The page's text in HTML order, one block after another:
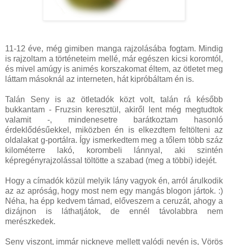
11-12 éve, még gimiben manga rajzolásába fogtam. Mindig
is rajzoltam a történeteim mellé, már egészen kicsi koromtól,
és mivel amúgy is animés korszakomat éltem, az ötletet meg
láttam másoknál az interneten, hát kipróbáltam én is.
Talán Seny is az ötletadók közt volt, talán rá később
bukkantam - Fruzsin keresztül, akiről lent még megtudtok
valamit -, mindenesetre barátkoztam hasonló
érdeklődésűekkel, miközben én is elkezdtem feltölteni az
oldalakat g-portálra. Így ismerkedtem meg a tőlem több száz
kilométerre lakó, korombeli lánnyal, aki szintén
képregényrajzolással töltötte a szabad (meg a többi) idejét.
Hogy a címadók közül melyik lány vagyok én, arról árulkodik
az az apróság, hogy most nem egy mangás blogon jártok. :)
Néha, ha épp kedvem támad, előveszem a ceruzát, ahogy a
dizájnon is láthatjátok, de ennél távolabbra nem
merészkedek.
Seny viszont, immár nickneve mellett valódi nevén is, Vörös